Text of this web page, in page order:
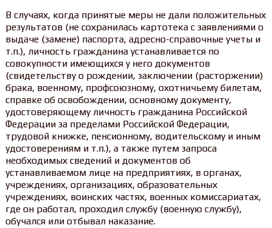
В случаях, когда принятые меры не дали положительных
результатов (не сохранилась картотека с заявлениями о
выдаче (замене) паспорта, адресно-справочные учеты и
т.п.), личность гражданина устанавливается по
совокупности имеющихся у него документов
(свидетельству о рождении, заключении (расторжении)
брака, военному, профсоюзному, охотничьему билетам,
справке об освобождении, основному документу,
удостоверяющему личность гражданина Российской
Федерации за пределами Российской Федерации,
трудовой книжке, пенсионному, водительскому и иным
удостоверениям и т.п.), а также путем запроса
необходимых сведений и документов об
устанавливаемом лице на предприятиях, в органах,
учреждениях, организациях, образовательных
учреждениях, воинских частях, военных комиссариатах,
где он работал, проходил службу (военную службу),
обучался или отбывал наказание.